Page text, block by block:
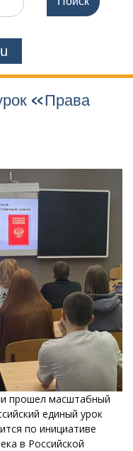
«Права
прошел масштабный
единый урок
по инициативе
в Российской